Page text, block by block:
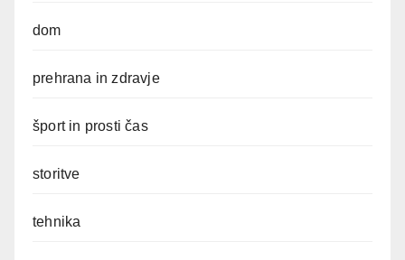
dom
prehrana in zdravje
šport in prosti čas
storitve
tehnika